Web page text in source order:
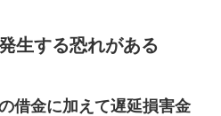
生する恐れがある
借金に加えて遅延損害金